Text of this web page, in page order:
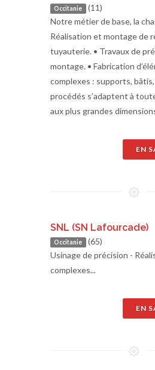
Occitanie (11)
Notre métier de base, la
Réalisation et montage de
tuyauterie. • Travaux de
montage. • Fabrication
complexes : supports,
procédés s’adaptent à
aux plus grandes
EN
SNL (SN Lafourcade)
Occitanie (65)
Usinage de précision -
complexes...
EN